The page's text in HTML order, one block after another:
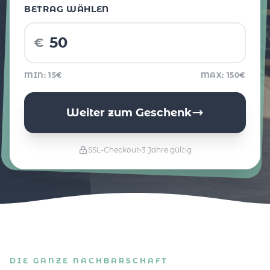
BETRAG WÄHLEN
€
MIN: 15€ MAX: 150€
Weiter zum Geschenk
SSL-Checkout 3 Jahre gültig
DIE GANZE NACHBARSCHAFT